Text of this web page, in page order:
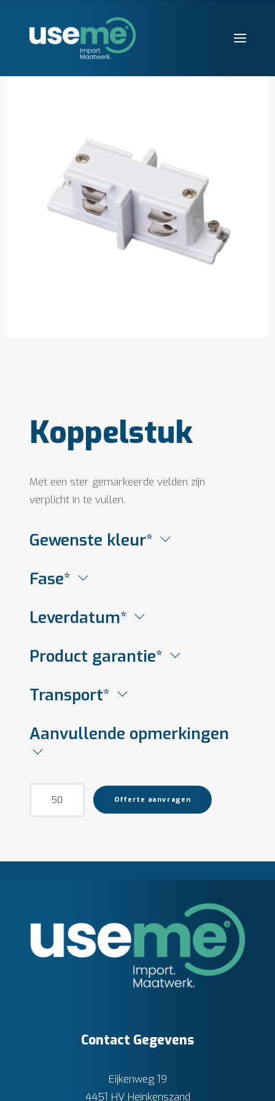
Huisvesting
Producten
Over ons
Contact
Aanvraag starten
Koppelstuk
Met een ster gemarkeerde velden zijn
verplicht in te vullen.
Gewenste kleur*
Fase*
Leverdatum*
Product garantie*
Transport*
Aanvullende opmerkingen
Offerte aanvragen
Contact Gegevens
Eijkenweg 19
4451 HV Heinkenszand